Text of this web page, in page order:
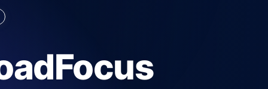
API-Statusprüfer